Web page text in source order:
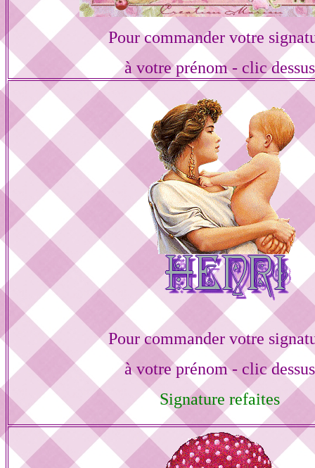
Pour commander votre
à votre prénom - clic dessus
Pour commander votre
à votre prénom - clic dessus
Signature refaites